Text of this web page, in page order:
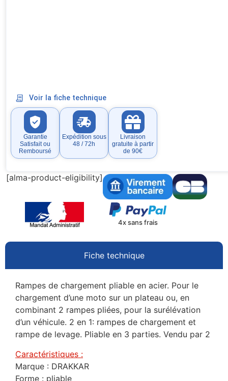
Voir la fiche technique
Garantie
Satisfait ou
Remboursé
Expédition sous
48 / 72h
Livraison
gratuite à partir
de 90€
[alma-product-eligibility]
4x sans frais
Fiche technique
Rampes de chargement pliable en acier. Pour le
chargement d’une moto sur un plateau ou, en
combinant 2 rampes pliées, pour la surélévation
d’un véhicule. 2 en 1: rampes de chargement et
rampe de levage. Pliable en 3 parties. Vendu par 2
Caractéristiques :
Marque : DRAKKAR
Forme : pliable